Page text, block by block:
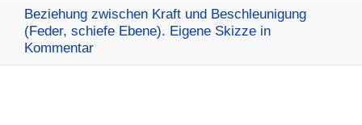
Beziehung zwischen Kraft und Beschleunigung
(Feder, schiefe Ebene). Eigene Skizze in
Kommentar